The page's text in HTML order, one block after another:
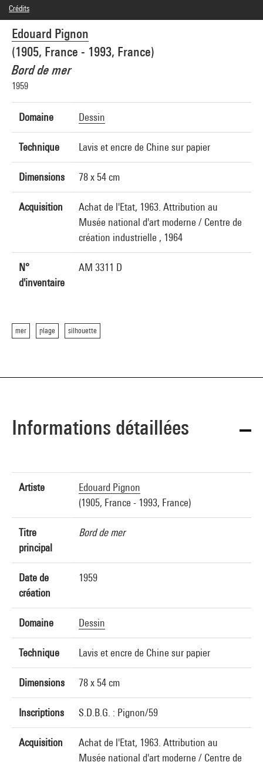
Edouard Pignon
(1905, France - 1993, France)
Bord de mer
1959
Domaine Dessin
Technique Lavis et encre de Chine sur papier
Dimensions 78 x 54 cm
Acquisition
Achat de l'Etat, 1963. Attribution au
Musée national d'art moderne / Centre de
création industrielle , 1964
N°
d'inventaire
AM 3311 D
mer plage silhouette
Crédits
© Adagp, Paris
Crédit photographique : Centre Pompidou, MNAM-CCI/Philippe Migeat/Dist.
GrandPalaisRmn
Réf. image : 4N63125
Diffusion image :GrandPalaisRmnPhoto
Informations détaillées
Artiste
Edouard Pignon
(1905, France - 1993, France)
Titre
principal
Bord de mer
Date de
création
1959
Domaine Dessin
Technique Lavis et encre de Chine sur papier
Dimensions 78 x 54 cm
Inscriptions S.D.B.G. : Pignon/59
Acquisition
Achat de l'Etat, 1963. Attribution au
Musée national d'art moderne / Centre de